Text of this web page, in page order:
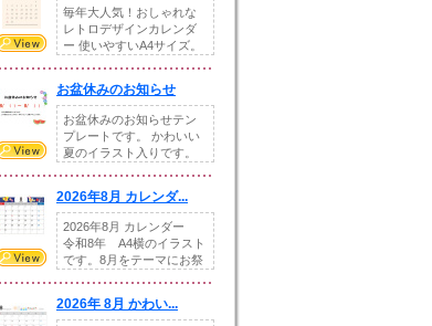
毎年大人気！おしゃれな
レトロデザインカレンダ
ー 使いやすいA4サイズ。
お盆休みのお知らせ
お盆休みのお知らせテン
プレートです。 かわいい
夏のイラスト入りです。
2026年8月 カレンダ...
2026年8月 カレンダー
令和8年 A4横のイラスト
です。8月をテーマにお祭
2026年 8月 かわい...